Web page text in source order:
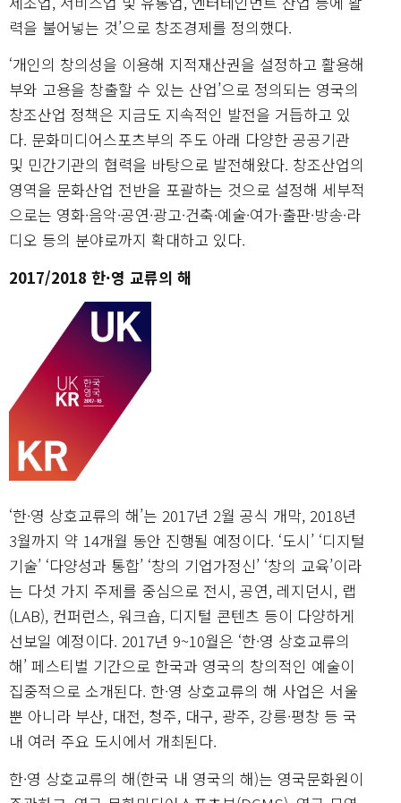
력을 불어넣는 것’으로 창조경제를 정의했다.
‘개인의 창의성을 이용해 지적재산권을 설정하고 활용해
부와 고용을 창출할 수 있는 산업’으로 정의되는 영국의
창조산업 정책은 지금도 지속적인 발전을 거듭하고 있
다. 문화미디어스포츠부의 주도 아래 다양한 공공기관
및 민간기관의 협력을 바탕으로 발전해왔다. 창조산업의
영역을 문화산업 전반을 포괄하는 것으로 설정해 세부적
으로는 영화·음악·공연·광고·건축·예술·여가·출판·방송·라
디오 등의 분야로까지 확대하고 있다.
2017/2018 한·영 교류의 해
‘한·영 상호교류의 해’는 2017년 2월 공식 개막, 2018년
3월까지 약 14개월 동안 진행될 예정이다. ‘도시’ ‘디지털
기술’ ‘다양성과 통합’ ‘창의 기업가정신’ ‘창의 교육’이라
는 다섯 가지 주제를 중심으로 전시, 공연, 레지던시, 랩
(LAB), 컨퍼런스, 워크숍, 디지털 콘텐츠 등이 다양하게
선보일 예정이다. 2017년 9~10월은 ‘한·영 상호교류의
해’ 페스티벌 기간으로 한국과 영국의 창의적인 예술이
집중적으로 소개된다. 한·영 상호교류의 해 사업은 서울
뿐 아니라 부산, 대전, 청주, 대구, 광주, 강릉·평창 등 국
내 여러 주요 도시에서 개최된다.
한·영 상호교류의 해(한국 내 영국의 해)는 영국문화원이